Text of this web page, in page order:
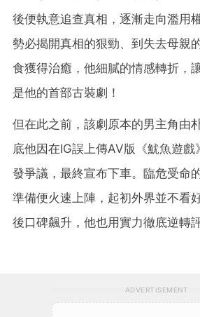
後便執意追查真相，逐漸走向濫用
勢必揭開真相的狠勁、到失去母親
食獲得治癒，他細膩的情感轉折，
是他的首部古裝劇！
但在此之前，該劇原本的男主角由
底他因在IG誤上傳AV版《魷魚遊戲
發爭議，最終宣布下車。臨危受命
準備便火速上陣，起初外界並不看
後口碑飆升，他也用實力徹底逆轉評
ADVERTISEMENT